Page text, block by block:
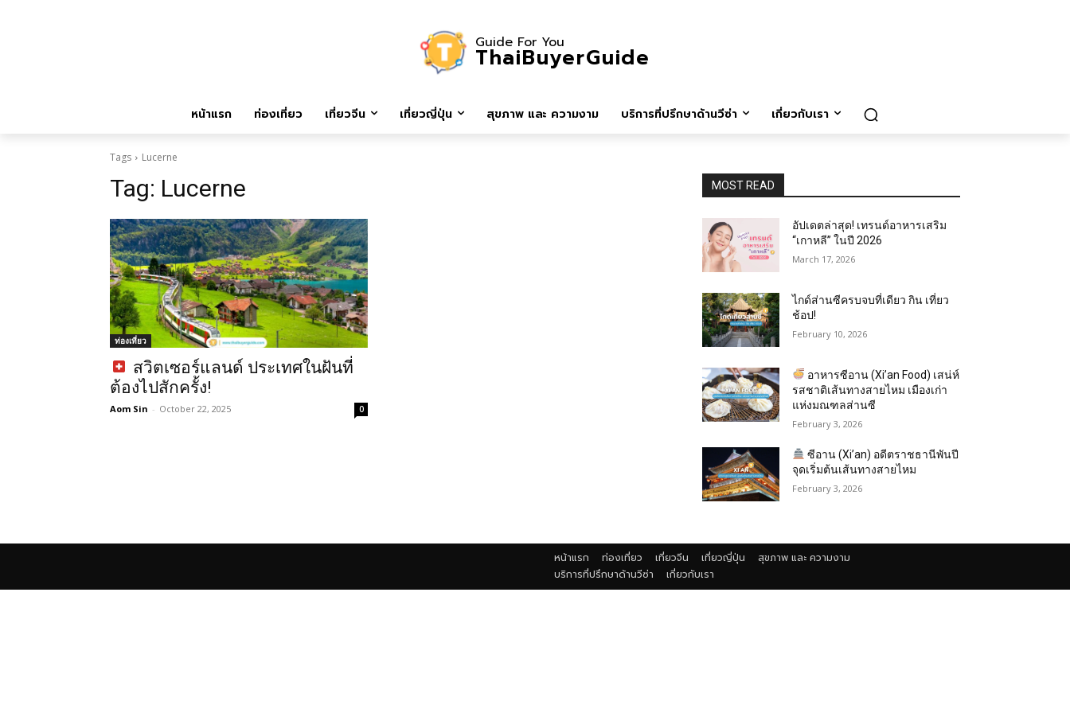
Guide For You
ThaiBuyerGuide
หน้าแรก ท่องเที่ยว เที่ยวจีน เที่ยวญี่ปุ่น สุขภาพ และ ความงาม บริการที่ปรึกษาด้านวีซ่า เกี่ยวกับเรา
Tags Lucerne
Tag: Lucerne
ท่องเที่ยว
สวิตเซอร์แลนด์ ประเทศในฝันที่
ต้องไปสักครั้ง!
Aom Sin - October 22, 2025 0
MOST READ
อัปเดตล่าสุด! เทรนด์อาหารเสริม
“เกาหลี” ในปี 2026
March 17, 2026
ไกด์ส่านซีครบจบที่เดียว กิน เที่ยว
ช้อป!
February 10, 2026
อาหารซีอาน (Xi’an Food) เสน่ห์
รสชาติเส้นทางสายไหม เมืองเก่า
แห่งมณฑลส่านซี
February 3, 2026
ซีอาน (Xi’an) อดีตราชธานีพันปี
จุดเริ่มต้นเส้นทางสายไหม
February 3, 2026
หน้าแรก ท่องเที่ยว เที่ยวจีน เที่ยวญี่ปุ่น
สุขภาพ และ ความงาม
บริการที่ปรึกษาด้านวีซ่า
เกี่ยวกับเรา